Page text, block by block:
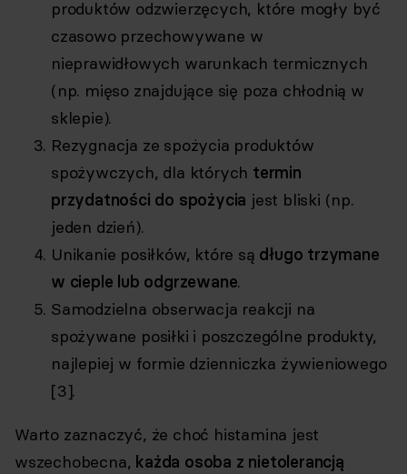
produktów odzwierzęcych, które mogły być
czasowo przechowywane w
nieprawidłowych warunkach termicznych
(np. mięso znajdujące się poza chłodnią w
sklepie).
Rezygnacja ze spożycia produktów
spożywczych, dla których termin
przydatności do spożycia jest bliski (np.
jeden dzień).
Unikanie posiłków, które są długo trzymane
w cieple lub odgrzewane.
Samodzielna obserwacja reakcji na
spożywane posiłki i poszczególne produkty,
najlepiej w formie dzienniczka żywieniowego
[3].
Warto zaznaczyć, że choć histamina jest
wszechobecna, każda osoba z nietolerancją